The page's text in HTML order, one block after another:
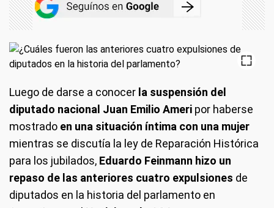
Luego de darse a conocer la suspensión del
diputado nacional Juan Emilio Ameri por haberse
mostrado en una situación íntima con una mujer
mientras se discutía la ley de Reparación Histórica
para los jubilados, Eduardo Feinmann hizo un
repaso de las anteriores cuatro expulsiones de
diputados en la historia del parlamento en